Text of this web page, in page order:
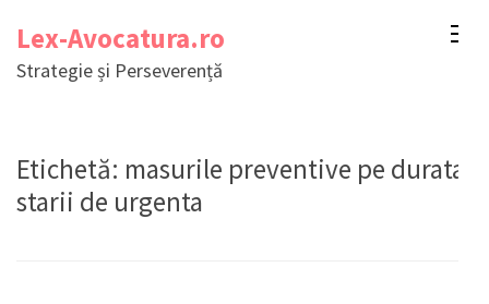
conținut
Lex-Avocatura.ro
Strategie și Perseverență
Etichetă: masurile preventive pe durata
starii de urgenta